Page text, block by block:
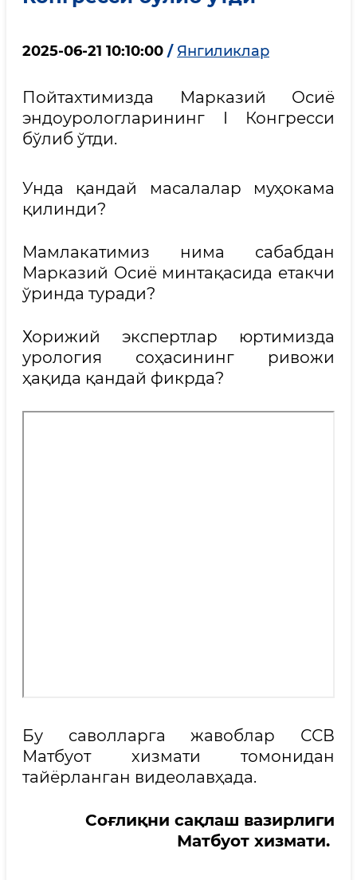
2025-06-21 10:10:00 / Янгиликлар
Пойтахтимизда Марказий Осиё
эндоурологларининг I Конгресси
бўлиб ўтди.
Унда қандай масалалар муҳокама
қилинди?
Мамлакатимиз нима сабабдан
Марказий Осиё минтақасида етакчи
ўринда туради?
Хорижий экспертлар юртимизда
урология соҳасининг ривожи
ҳақида қандай фикрда?
Бу саволларга жавоблар ССВ
Матбуот хизмати томонидан
тайёрланган видеолавҳада.
Соғлиқни сақлаш вазирлиги
Матбуот хизмати.